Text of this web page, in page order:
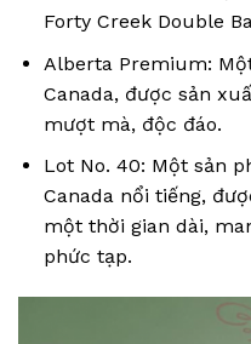
Forty Creek Double
Alberta Premium:
Canada, được sản
mượt mà, độc đáo.
Lot No. 40: Một sản
Canada nổi tiếng,
một thời gian dài,
phức tạp.